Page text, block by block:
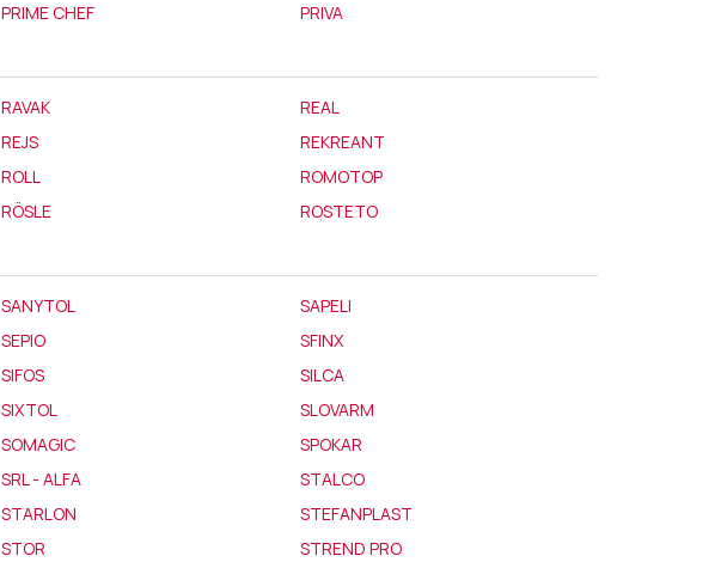
PRIME CHEF
PRIVA
RAVAK
REAL
REJS
REKREANT
ROLL
ROMOTOP
RÖSLE
ROSTETO
SANYTOL
SAPELI
SEPIO
SFINX
SIFOS
SILCA
SIXTOL
SLOVARM
SOMAGIC
SPOKAR
SRL - ALFA
STALCO
STARLON
STEFANPLAST
STOR
STREND PRO